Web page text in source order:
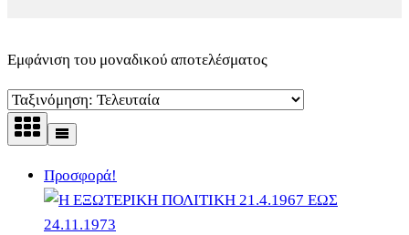
Εμφάνιση του μοναδικού αποτελέσματος
Προσφορά!